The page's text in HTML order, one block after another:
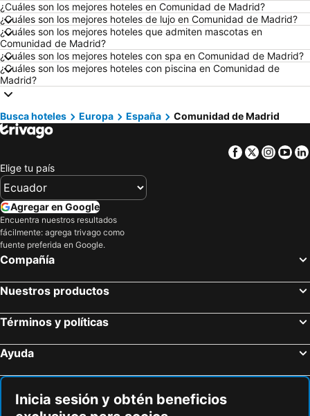
Hoteles en Ambato
Hoteles en Cojimies
Hoteles en Lisboa
Hoteles en Zorritos
Hoteles en Oporto
Hoteles en México
Hoteles en Chicago
Hoteles en Esmeraldas
Hoteles en Curazao
Hoteles en Santa Cruz
Hoteles en Colombia
Hoteles en Campania
Hoteles en Noruega
Hoteles en Tailandia
Hoteles en El Caribe
Hoteles en Tumbes
Hoteles en San Cristóbal
¿Cuáles son los mejores hoteles en Comunidad de Madrid?
¿Cuáles son los mejores hoteles de lujo en Comunidad de Madrid?
¿Cuáles son los mejores hoteles que admiten mascotas en
Comunidad de Madrid?
¿Cuáles son los mejores hoteles con spa en Comunidad de Madrid?
¿Cuáles son los mejores hoteles con piscina en Comunidad de
Madrid?
Busca hoteles Europa España Comunidad de Madrid
Facebook
Twitter
Elige tu país
Agregar en Google
Encuentra nuestros resultados
fácilmente: agrega trivago como
fuente preferida en Google.
Compañía
Nuestros productos
Términos y políticas
Ayuda
Inicia sesión y obtén beneficios